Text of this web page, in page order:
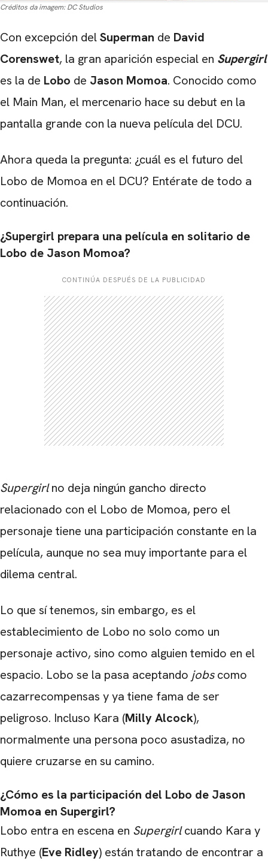
Créditos da imagem: DC Studios
Con excepción delSuperman de David
Corenswet, la gran aparición especial en Supergirl
es la de Lobo de Jason Momoa. Conocido como
el Main Man, el mercenario hace su debut en la
pantalla grande con la nueva película del DCU.
Ahora queda la pregunta: ¿cuál es el futuro del
Lobo de Momoa en el DCU? Entérate de todo a
continuación.
¿Supergirl prepara una película en solitario de
Lobo de Jason Momoa?
CONTINÚA DESPUÉS DE LA PUBLICIDAD
Supergirlno deja ningún gancho directo
relacionado con el Lobo de Momoa, pero el
personaje tiene una participación constante en la
película, aunque no sea muy importante para el
dilema central.
Lo que sí tenemos, sin embargo, es el
establecimiento de Lobo no solo como un
personaje activo, sino como alguien temido en el
espacio. Lobo se la pasa aceptando jobscomo
cazarrecompensas y ya tiene fama de ser
peligroso. Incluso Kara (Milly Alcock),
normalmente una persona poco asustadiza, no
quiere cruzarse en su camino.
¿Cómo es la participación del Lobo de Jason
Momoa en Supergirl?
Lobo entra en escena en Supergirlcuando Kara y
Ruthye (Eve Ridley) están tratando de encontrar a
CARREGANDO PUBLICIDADE